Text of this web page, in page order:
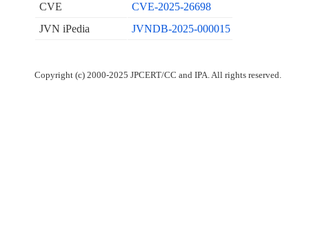
CVE
CVE-2025-26698
JVN iPedia
JVNDB-2025-000015
Copyright (c) 2000-2025 JPCERT/CC and IPA. All rights reserved.